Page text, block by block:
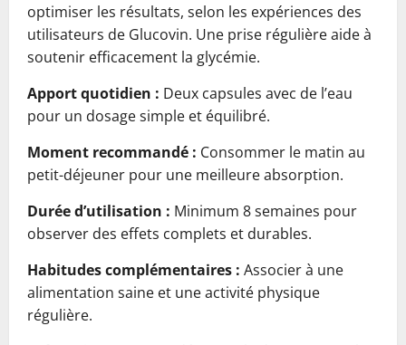
optimiser les résultats, selon les expériences des
utilisateurs de Glucovin. Une prise régulière aide à
soutenir efficacement la glycémie.
Apport quotidien : Deux capsules avec de l’eau
pour un dosage simple et équilibré.
Moment recommandé : Consommer le matin au
petit-déjeuner pour une meilleure absorption.
Durée d’utilisation : Minimum 8 semaines pour
observer des effets complets et durables.
Habitudes complémentaires : Associer à une
alimentation saine et une activité physique
régulière.